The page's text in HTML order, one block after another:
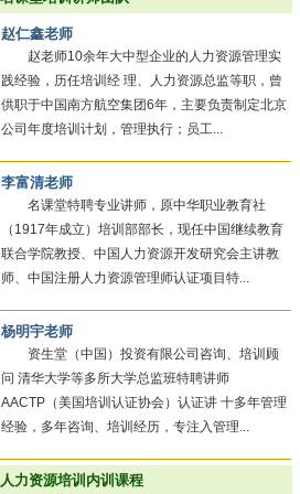
赵仁鑫老师
赵老师10余年大中型企业的人力资源管理实
践经验，历任培训经 理、人力资源总监等职，曾
供职于中国南方航空集团6年，主要负责制定北京
公司年度培训计划，管理执行；员工...
李富清老师
名课堂特聘专业讲师，原中华职业教育社
（1917年成立）培训部部长，现任中国继续教育
联合学院教授、中国人力资源开发研究会主讲教
师、中国注册人力资源管理师认证项目特...
杨明宇老师
资生堂（中国）投资有限公司咨询、培训顾
问 清华大学等多所大学总监班特聘讲师
AACTP（美国培训认证协会）认证讲 十多年管理
经验，多年咨询、培训经历，专注入管理...
人力资源培训内训课程